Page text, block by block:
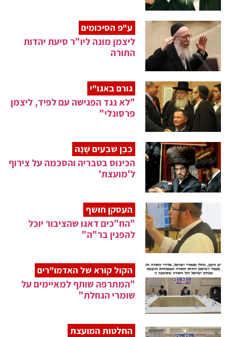
ע"פ הסיכומים
ליצמן מונה ליו"ר סיעת יהדות
התורה
גורם באגו"י
"לא נגד הפגישה עם לפיד, ליצמן
פרסונלי"
כְּבֶן שִׁבְעִים שָׁנָה
הכינוס בטבריה והסכמה על צירוף
ל'מועצת'
העסקן חושף
"הח"כים דאגו שהציבור יוכל
להפגין בר"ה"
הקול קורא של האדמו"רים
"המתרפה שותף למאיימים על
שומרי הגחלת"
החלטות המועצת